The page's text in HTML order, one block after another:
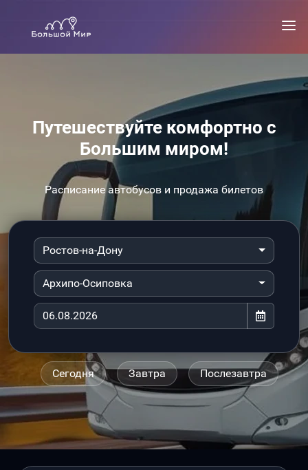
Путешествуйте комфортно с
Большим миром!
Расписание автобусов и продажа билетов
Ростов-на-Дону
Архипо-Осиповка
Сегодня Завтра Послезавтра